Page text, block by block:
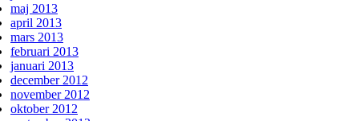
maj 2013
april 2013
mars 2013
februari 2013
januari 2013
december 2012
november 2012
oktober 2012